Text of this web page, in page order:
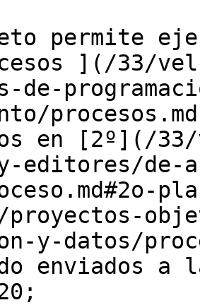
permite
](/33/
de-
en [2º](/
editores/de-
proyectos-
y-datos/
enviados a